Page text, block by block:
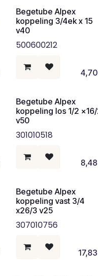
Begetube Alpex
koppeling 3/4ek x 15
v40
500600212
4,70
Begetube Alpex
koppeling los 1/2
v50
301010518
8,48
Begetube Alpex
koppeling vast 3/4
x26/3 v25
307010756
17,83